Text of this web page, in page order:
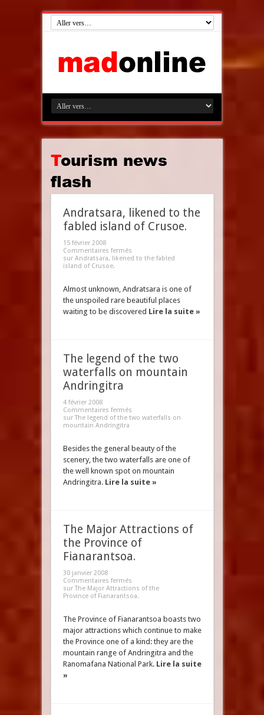
Tourism news
flash
Andratsara, likened to the
fabled island of Crusoe.
15 février 2008
Commentaires fermés
sur Andratsara, likened to the fabled
island of Crusoe.
Almost unknown, Andratsara is one of
the unspoiled rare beautiful places
waiting to be discovered Lire la suite »
The legend of the two
waterfalls on mountain
Andringitra
4 février 2008
Commentaires fermés
sur The legend of the two waterfalls on
mountain Andringitra
Besides the general beauty of the
scenery, the two waterfalls are one of
the well known spot on mountain
Andringitra. Lire la suite »
The Major Attractions of
the Province of
Fianarantsoa.
30 janvier 2008
Commentaires fermés
sur The Major Attractions of the
Province of Fianarantsoa.
The Province of Fianarantsoa boasts two
major attractions which continue to make
the Province one of a kind: they are the
mountain range of Andringitra and the
Ranomafana National Park. Lire la suite
»